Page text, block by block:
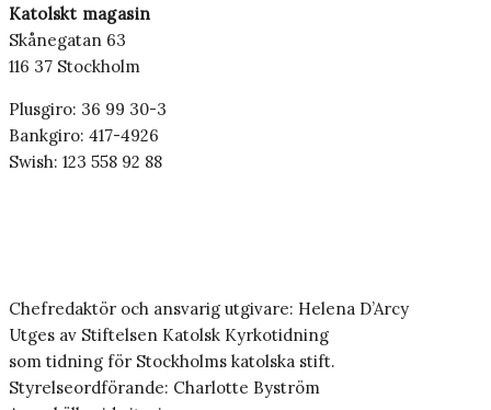
Katolskt magasin
Skånegatan 63
116 37 Stockholm
Plusgiro: 36 99 30-3
Bankgiro: 417-4926
Swish: 123 558 92 88
Chefredaktör och ansvarig utgivare: Helena D’Arcy
Utges av Stiftelsen Katolsk Kyrkotidning
som tidning för Stockholms katolska stift.
Styrelseordförande: Charlotte Byström